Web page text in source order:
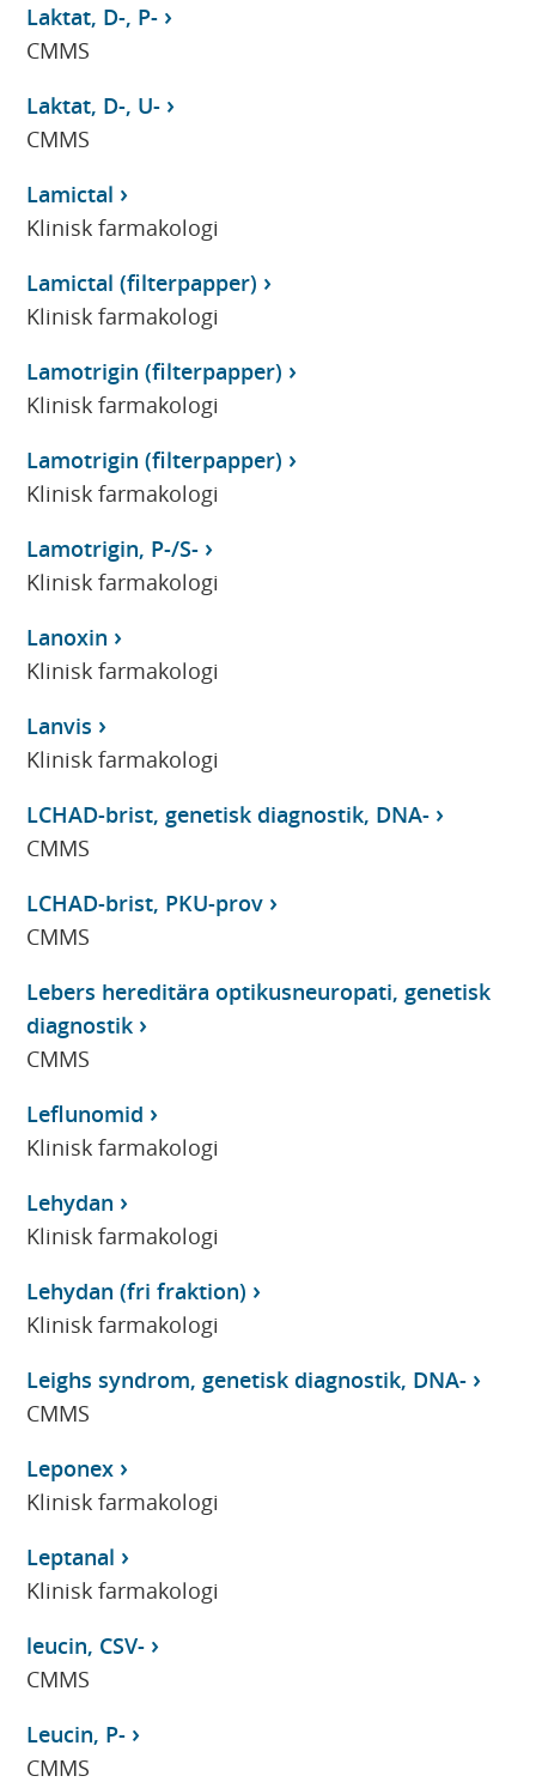
Laktat, D-, P-
CMMS
Laktat, D-, U-
CMMS
Lamictal
Klinisk farmakologi
Lamictal (filterpapper)
Klinisk farmakologi
Lamotrigin (filterpapper)
Klinisk farmakologi
Lamotrigin (filterpapper)
Klinisk farmakologi
Lamotrigin, P-/S-
Klinisk farmakologi
Lanoxin
Klinisk farmakologi
Lanvis
Klinisk farmakologi
LCHAD-brist, genetisk diagnostik, DNA-
CMMS
LCHAD-brist, PKU-prov
CMMS
Lebers hereditära optikusneuropati, genetisk
diagnostik
CMMS
Leflunomid
Klinisk farmakologi
Lehydan
Klinisk farmakologi
Lehydan (fri fraktion)
Klinisk farmakologi
Leighs syndrom, genetisk diagnostik, DNA-
CMMS
Leponex
Klinisk farmakologi
Leptanal
Klinisk farmakologi
leucin, CSV-
CMMS
Leucin, P-
CMMS